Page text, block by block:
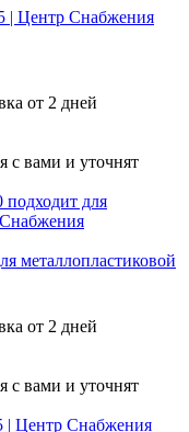
от 2 дней
с вами и уточнят
металлопластиковой
от 2 дней
с вами и уточнят